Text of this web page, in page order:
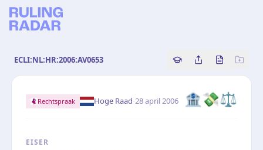
ECLI:NL:HR:2006:AV0653 Copy source
Share this
Bekijk
🏦💸⚖️
Rechtspraak Hoge Raad·28 april 2006
EISER